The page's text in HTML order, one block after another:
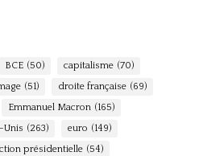
BCE (50) capitalisme (70)
(51) droite française (69)
Emmanuel Macron (165)
Unis (263) euro (149)
présidentielle (54)